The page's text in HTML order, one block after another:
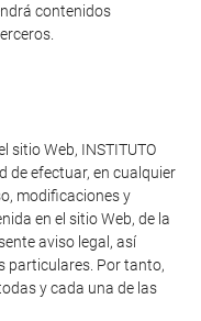
contenidos
sitio Web, INSTITUTO
de efectuar, en cualquier
modificaciones y
en el sitio Web, de la
aviso legal, así
particulares. Por tanto,
y cada una de las